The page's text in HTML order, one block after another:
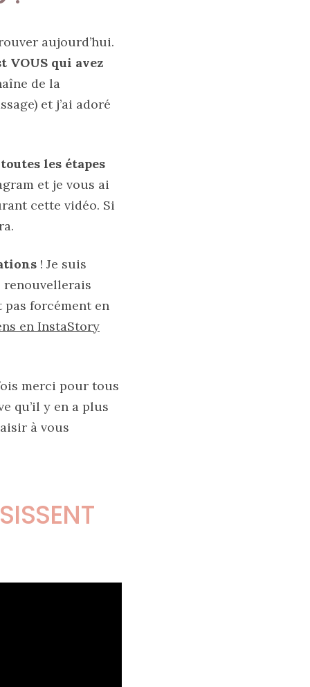
aujourd’hui.
VOUS qui avez
de la
et j’ai adoré
les étapes
et je vous ai
cette vidéo. Si
! Je suis
renouvellerais
pas forcément en
en InstaStory
merci pour tous
qu’il y en a plus
à vous